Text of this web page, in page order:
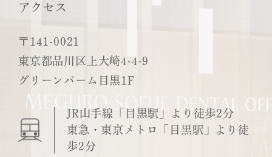
アクセス
〒141-0021
東京都品川区上大崎4-4-9
グリーンパーム目黒1F
JR山手線「目黒駅」より徒歩2分
東急・東京メトロ「目黒駅」より徒
歩2分